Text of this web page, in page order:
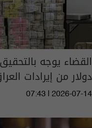
دولار من إيرادات
07:43 | 2026-07-14